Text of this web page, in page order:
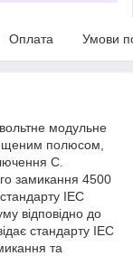
Оплата Умови
модульне
полюсом,
C.
замикання 4500
IEC
відповідно до
стандарту IEC
та